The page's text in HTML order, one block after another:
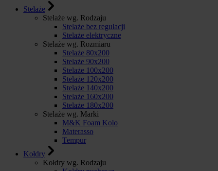
Stelaże
Stelaże wg. Rodzaju
Stelaże bez regulacji
Stelaże elektryczne
Stelaże wg. Rozmiaru
Stelaże 80x200
Stelaże 90x200
Stelaże 100x200
Stelaże 120x200
Stelaże 140x200
Stelaże 160x200
Stelaże 180x200
Stelaże wg. Marki
M&K Foam Kolo
Materasso
Tempur
Kołdry
Kołdry wg. Rodzaju